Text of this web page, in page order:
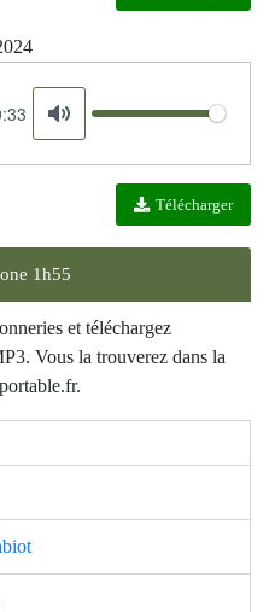
Mute
Volume
Télécharger
1h55
et téléchargez
Vous la trouverez dans la